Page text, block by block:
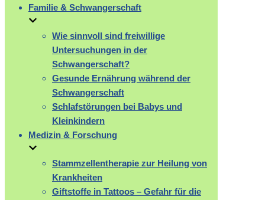
Familie & Schwangerschaft
Wie sinnvoll sind freiwillige
Untersuchungen in der
Schwangerschaft?
Gesunde Ernährung während der
Schwangerschaft
Schlafstörungen bei Babys und
Kleinkindern
Medizin & Forschung
Stammzellentherapie zur Heilung von
Krankheiten
Giftstoffe in Tattoos – Gefahr für die